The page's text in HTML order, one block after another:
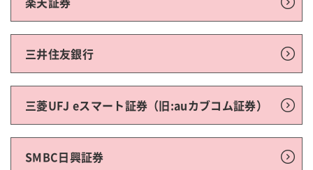
三井住友銀行
三菱UFJ eスマート証券（旧:auカブコム証券）
SMBC日興証券